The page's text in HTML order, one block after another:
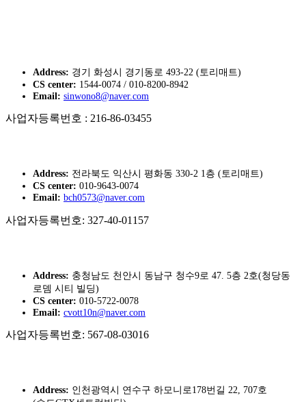
Address: 경기 화성시 경기동로 493-22 (토리매트)
CS center: 1544-0074 / 010-8200-8942
Email: sinwono8@naver.com
사업자등록번호 : 216-86-03455
Address: 전라북도 익산시 평화동 330-2 1층 (토리매트)
CS center: 010-9643-0074
Email: bch0573@naver.com
사업자등록번호: 327-40-01157
Address: 충청남도 천안시 동남구 청수9로 47. 5층 2호(청당동
로뎀 시티 빌딩)
CS center: 010-5722-0078
Email: cvott10n@naver.com
사업자등록번호: 567-08-03016
Address: 인천광역시 연수구 하모니로178번길 22, 707호